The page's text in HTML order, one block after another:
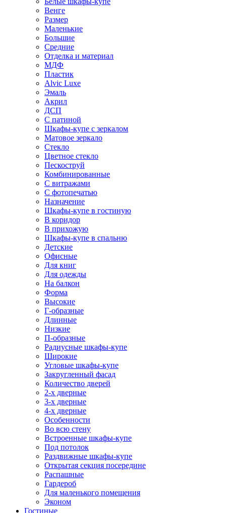
Венге
Размер
Маленькие
Большие
Средние
Отделка и материал
МДФ
Пластик
Alvic Luxe
Эмаль
Акрил
ДСП
С патиной
Шкафы-купе с зеркалом
Матовое зеркало
Стекло
Цветное стекло
Пескоструй
Комбинированные
С витражами
С фотопечатью
Назначение
Шкафы-купе в гостиную
В коридор
В прихожую
Шкафы-купе в спальню
Детские
Офисные
Для книг
Для одежды
На балкон
Форма
Высокие
Г-образные
Длинные
Низкие
П-образные
Радиусные шкафы-купе
Широкие
Угловые шкафы-купе
Закругленный фасад
Количество дверей
2-х дверные
3-х дверные
4-х дверные
Особенности
Во всю стену
Встроенные шкафы-купе
Под потолок
Раздвижные шкафы-купе
Открытая секция посередине
Распашные
Гардероб
Для маленького помещения
Эконом
Гостиные